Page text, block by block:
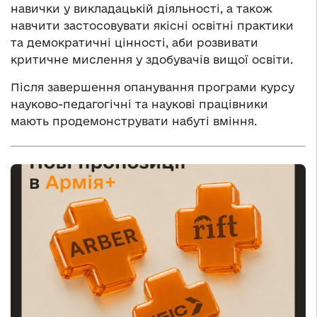
навички у викладацькій діяльності, а також
навчити застосовувати якісні освітні практики
та демократичні цінності, аби розвивати
критичне мислення у здобувачів вищої освіти.
Після завершення опанування програми курсу
науково-педагогічні та наукові працівники
мають продемонструвати набуті вміння.